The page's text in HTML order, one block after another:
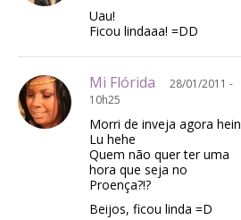
Uau!
Ficou lindaaa! =DD
Mi Flórida
28/01/2011 -
10h25
Morri de inveja agora hein
Lu hehe
Quem não quer ter uma
hora que seja no
Proença?!?
Beijos, ficou linda =D